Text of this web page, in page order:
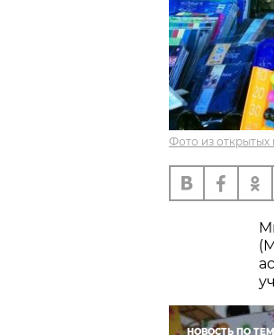
Фото из открытых
НОВОСТЬ ПО